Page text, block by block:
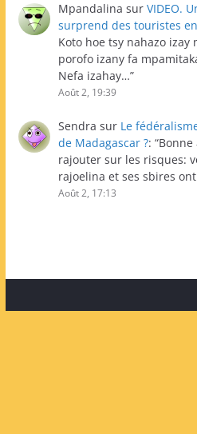
Mpandalina sur VIDEO.
surprend des touristes
Koto hoe tsy nahazo izay
porofo izany fa
Nefa izahay…”
Août 2, 19:39
Sendra sur Le
de Madagascar ?: “Bonne
rajouter sur les risques:
rajoelina et ses sbires
Août 2, 17:13